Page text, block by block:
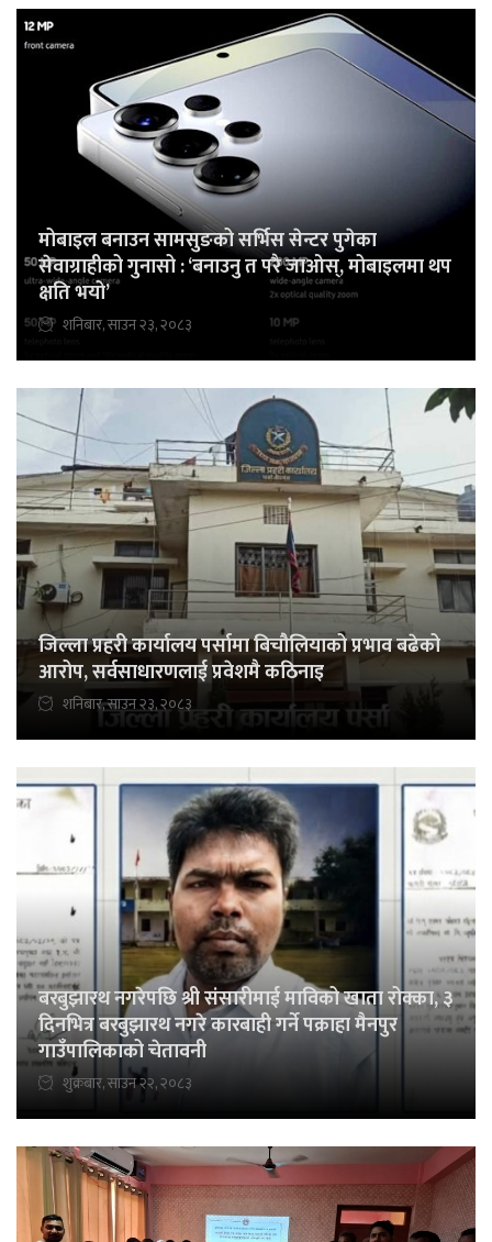
मोबाइल बनाउन सामसुङको सर्भिस सेन्टर पुगेका
सेवाग्राहीको गुनासो : ‘बनाउनु त परै जाओस्, मोबाइलमा थप
क्षति भयो’
शनिबार, साउन २३, २०८३
जिल्ला प्रहरी कार्यालय पर्सामा बिचौलियाको प्रभाव बढेको
आरोप, सर्वसाधारणलाई प्रवेशमै कठिनाइ
शनिबार, साउन २३, २०८३
बरबुझारथ नगरेपछि श्री संसारीमाई माविको खाता रोक्का, ३
दिनभित्र बरबुझारथ नगरे कारबाही गर्ने पक्राहा मैनपुर
गाउँपालिकाको चेतावनी
शुक्रबार, साउन २२, २०८३